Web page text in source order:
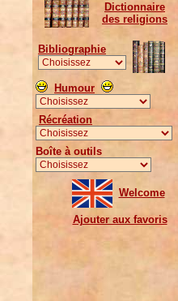
Dictionnaire
des religions
Bibliographie
Humour
Récréation
Boîte à outils
Welcome
Ajouter aux favoris